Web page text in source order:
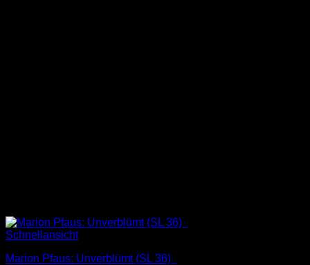
Schnellansicht
Marion Pfaus: Unverblümt (SL 36)